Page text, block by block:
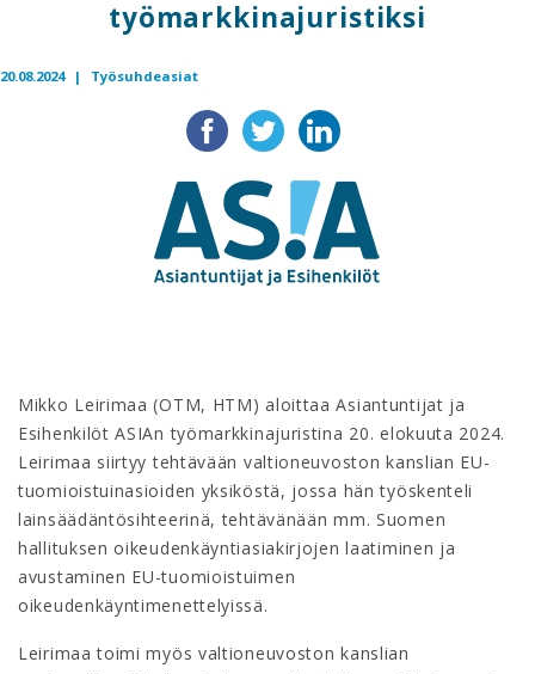
työmarkkinajuristiksi
20.08.2024 | Työsuhdeasiat
Mikko Leirimaa (OTM, HTM) aloittaa Asiantuntijat ja
Esihenkilöt ASIAn työmarkkinajuristina 20. elokuuta 2024.
Leirimaa siirtyy tehtävään valtioneuvoston kanslian EU-
tuomioistuinasioiden yksiköstä, jossa hän työskenteli
lainsäädäntösihteerinä, tehtävänään mm. Suomen
hallituksen oikeudenkäyntiasiakirjojen laatiminen ja
avustaminen EU-tuomioistuimen
oikeudenkäyntimenettelyissä.
Leirimaa toimi myös valtioneuvoston kanslian